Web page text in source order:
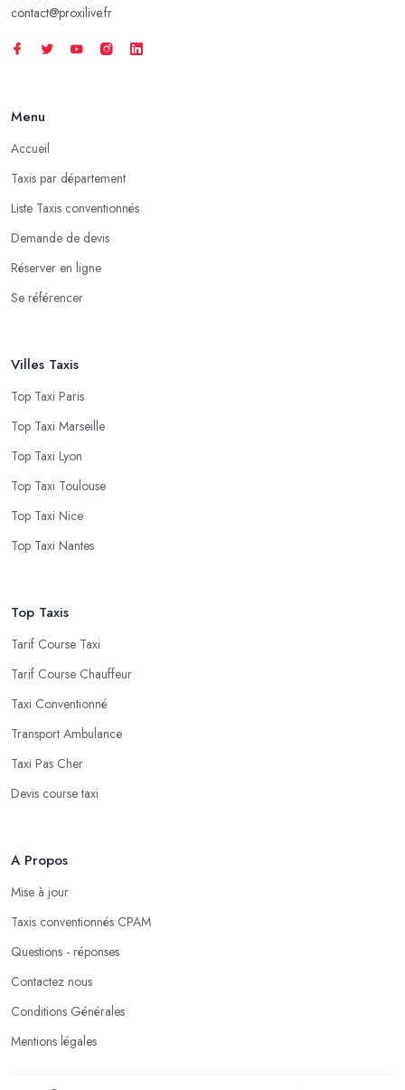
contact@proxilive.fr
Menu
Accueil
Taxis par département
Liste Taxis conventionnés
Demande de devis
Réserver en ligne
Se référencer
Villes Taxis
Top Taxi Paris
Top Taxi Marseille
Top Taxi Lyon
Top Taxi Toulouse
Top Taxi Nice
Top Taxi Nantes
Top Taxis
Tarif Course Taxi
Tarif Course Chauffeur
Taxi Conventionné
Transport Ambulance
Taxi Pas Cher
Devis course taxi
A Propos
Mise à jour
Taxis conventionnés CPAM
Questions - réponses
Contactez nous
Conditions Générales
Mentions légales